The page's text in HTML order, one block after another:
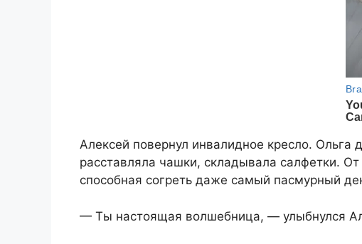
Алексей повернул инвалидное кресло. Ольга
расставляла чашки, складывала салфетки.
способная согреть даже самый пасмурный
— Ты настоящая волшебница, — улыбнулся